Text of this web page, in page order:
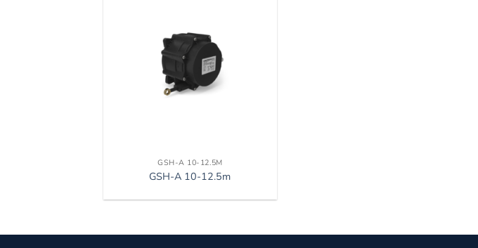
GSH-A 10-12.5M
GSH-A 10-12.5m